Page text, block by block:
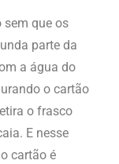
sem que os
parte da
a água do
o cartão
o frasco
E nesse
cartão é